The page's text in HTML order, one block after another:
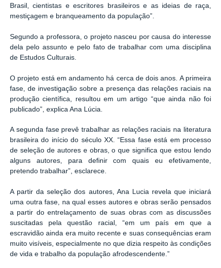
Brasil, cientistas e escritores brasileiros e as ideias de raça,
mestiçagem e branqueamento da população”.
Segundo a professora, o projeto nasceu por causa do interesse
dela pelo assunto e pelo fato de trabalhar com uma disciplina
de Estudos Culturais.
O projeto está em andamento há cerca de dois anos. A primeira
fase, de investigação sobre a presença das relações raciais na
produção científica, resultou em um artigo “que ainda não foi
publicado”, explica Ana Lúcia.
A segunda fase prevê trabalhar as relações raciais na literatura
brasileira do início do século XX. “Essa fase está em processo
de seleção de autores e obras, o que significa que estou lendo
alguns autores, para definir com quais eu efetivamente,
pretendo trabalhar”, esclarece.
A partir da seleção dos autores, Ana Lucia revela que iniciará
uma outra fase, na qual esses autores e obras serão pensados
a partir do entrelaçamento de suas obras com as discussões
suscitadas pela questão racial, “em um país em que a
escravidão ainda era muito recente e suas consequências eram
muito visíveis, especialmente no que dizia respeito às condições
de vida e trabalho da população afrodescendente.”